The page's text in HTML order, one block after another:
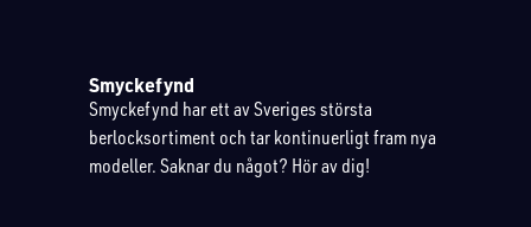
Smyckefynd
Smyckefynd har ett av Sveriges största
berlocksortiment och tar kontinuerligt fram nya
modeller. Saknar du något? Hör av dig!